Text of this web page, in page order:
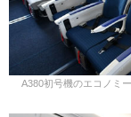
A380初号機のエコノミ